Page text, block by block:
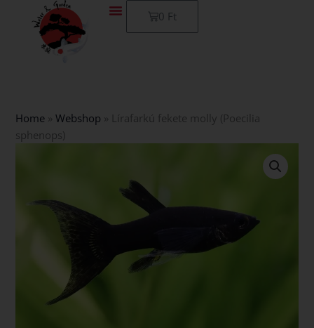
0 Ft
Kosár
Home »Webshop
Lírafarkú fekete molly (Poecilia
sphenops)